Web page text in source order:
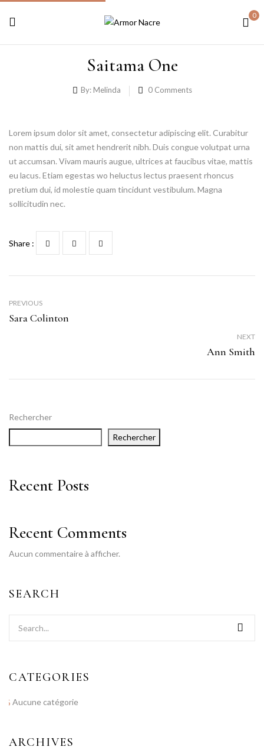
0
Saitama One
By: Melinda 0Comments
Rechercher
Rechercher
Recent Posts
Recent Comments
Aucun commentaire à afficher.
SEARCH
CATEGORIES
Aucune catégorie
ARCHIVES
Lorem ipsum dolor sit amet, consectetur adipiscing elit. Curabitur
non mattis dui, sit amet hendrerit nibh. Duis congue volutpat urna
ut accumsan. Vivam mauris augue, ultrices at faucibus vitae, mattis
eu lacus. Etiam egestas wo heluctus lectus praesent rhoncus
pretium dui, id molestie quam tincidunt vestibulum. Magna
sollicitudin nec.
Share :
PREVIOUS
Sara Colinton
NEXT
Ann Smith